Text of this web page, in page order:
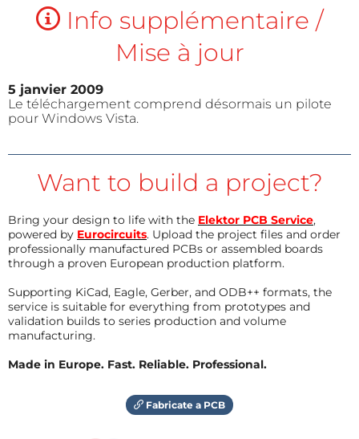
Info supplémentaire /
Mise à jour
5 janvier 2009
Le téléchargement comprend désormais un pilote
pour Windows Vista.
Want to build a project?
Bring your design to life with the Elektor PCB Service,
powered by Eurocircuits. Upload the project files and order
professionally manufactured PCBs or assembled boards
through a proven European production platform.
Supporting KiCad, Eagle, Gerber, and ODB++ formats, the
service is suitable for everything from prototypes and
validation builds to series production and volume
manufacturing.
Made in Europe. Fast. Reliable. Professional.
Fabricate a PCB